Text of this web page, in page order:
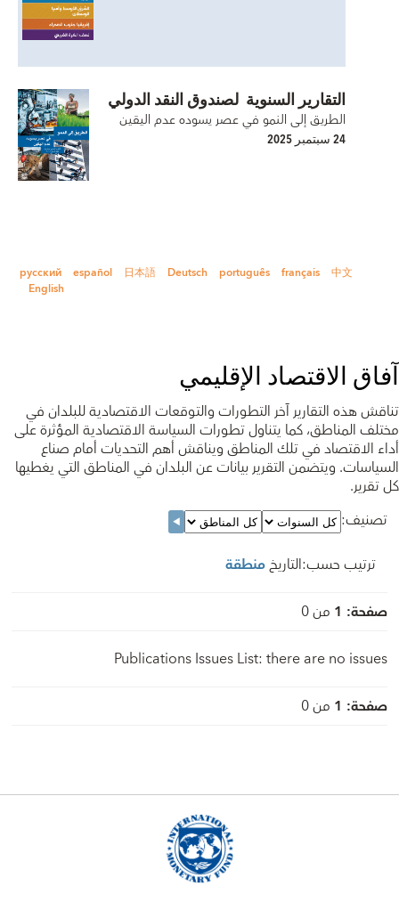
التقارير السنوية لصندوق النقد الدولي
الطريق إلى النمو في عصر يسوده عدم اليقين
24 سبتمبر 2025
русский español 日本語 Deutsch português français
中文
English
آفاق الاقتصاد الإقليمي
تناقش هذه التقارير آخر التطورات والتوقعات الاقتصادية للبلدان في
مختلف المناطق، كما يتناول تطورات السياسة الاقتصادية المؤثرة على
أداء الاقتصاد في تلك المناطق ويناقش أهم التحديات أمام صناع
السياسات. ويتضمن التقرير بيانات عن البلدان في المناطق التي يغطيها
كل تقرير.
تصنيف:
ترتيب حسب:التاريخمنطقة
صفحة:
1 من0
Publications Issues List: there are no issues
صفحة:
1 من0